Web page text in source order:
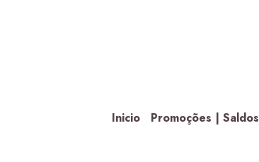
Inicio Promoções | Saldos